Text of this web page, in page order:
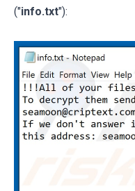
("info.txt"):